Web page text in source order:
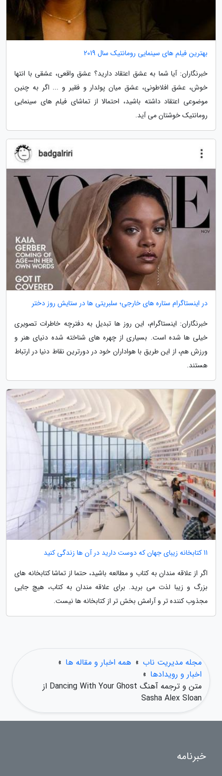
بهترین فیلم های سینمایی رومانتیک سال 2019
خبرنگاران: آیا شما به عشق اعتقاد دارید؟ عشق واقعی، عشقی با انتها
خوش، عشق افلاطونی، عشق میان پولدار و فقیر و ... اگر به چنین
موضوعی اعتقاد داشته باشید، احتمالا از تماشای فیلم های سینمایی
رومانتیک خوشتان می آید.
در اینستاگرام ستاره های خارجی؛ سلبریتی ها در ستایش روز دختر
خبرنگاران: اینستاگرام، این روز ها تبدیل به دفترچه خاطرات تصویری
خیلی ها شده است. بسیاری از چهره های شناخته شده دنیای هنر و
ورزش هم، از این طریق با هواداران خود در دورترین نقاط دنیا در ارتباط
هستند.
11 کتابخانه زیبای جهان که دوست دارید در آن ها زندگی کنید
اگر از علاقه مندان به کتاب و مطالعه باشید، حتما از تماشا کتابخانه های
بزرگ و زیبا لذت می برید. برای علاقه مندان به کتاب، هیچ جایی
مجذوب کننده تر و آرامش بخش تر از کتابخانه ها نیست.
مجله مدیریت ناب » همه اخبار و مقاله ها »
اخبار و رویدادها »
متن و ترجمه آهنگ Dancing With Your Ghost از
Sasha Alex Sloan
خبرنامه